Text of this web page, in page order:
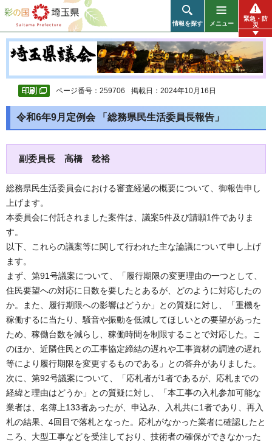
彩の国 埼玉県
情報を探す メニュー
緊急・防
災
ページ番号：259706 掲載日：2024年10月16日
令和6年9月定例会 「総務県民生活委員長報告」
副委員長 高橋 稔裕
総務県民生活委員会における審査経過の概要について、御報告申し
上げます。
本委員会に付託されました案件は、議案5件及び請願1件でありま
す。
以下、これらの議案等に関して行われた主な論議について申し上げ
ます。
まず、第91号議案について、「履行期限の変更理由の一つとして、
住民要望への対応に日数を要したとあるが、どのように対応したの
か。また、履行期限への影響はどうか」との質疑に対し、「重機を
稼働するに当たり、騒音や振動を低減してほしいとの要望があった
ため、稼働台数を減らし、稼働時間を制限することで対応した。こ
のほか、近隣住民との工事協定締結の遅れや工事資材の調達の遅れ
等により履行期限を変更するものである」との答弁がありました。
次に、第92号議案について、「応札者が1者であるが、応札までの
経緯と理由はどうか」との質疑に対し、「本工事の入札参加可能な
業者は、名簿上133者あったが、申込み、入札共に1者であり、再入
札の結果、4回目で落札となった。応札がなかった業者に確認したと
ころ、大型工事などを受注しており、技術者の確保ができなかった